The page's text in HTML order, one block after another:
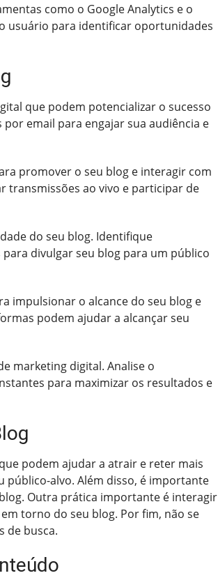
como o Google Analytics e o
usuário para identificar oportunidades
que podem potencializar o sucesso
email para engajar sua audiência e
promover o seu blog e interagir com
transmissões ao vivo e participar de
do seu blog. Identifique
divulgar seu blog para um público
impulsionar o alcance do seu blog e
podem ajudar a alcançar seu
marketing digital. Analise o
para maximizar os resultados e
podem ajudar a atrair e reter mais
público-alvo. Além disso, é importante
Outra prática importante é interagir
torno do seu blog. Por fim, não se
de busca.